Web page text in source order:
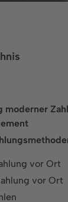
moderner
vor Ort
vor Ort